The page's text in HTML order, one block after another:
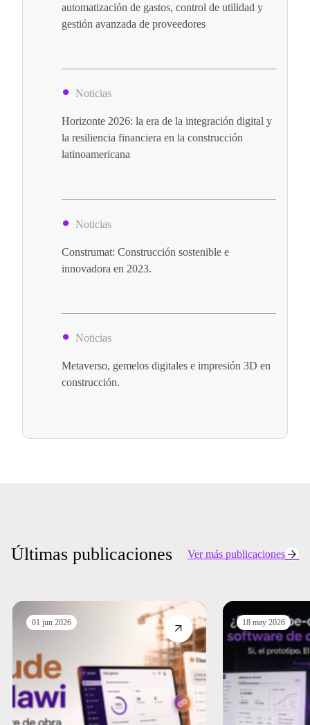
automatización de gastos, control de utilidad y
gestión avanzada de proveedores
Noticias
Horizonte 2026: la era de la integración digital y
la resiliencia financiera en la construcción
latinoamericana
Noticias
Construmat: Construcción sostenible e
innovadora en 2023.
Noticias
Metaverso, gemelos digitales e impresión 3D en
construcción.
Últimas publicaciones Ver más publicaciones
01 jun 2026 18 may 2026